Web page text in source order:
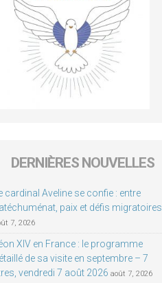
DERNIÈRES NOUVELLES
cardinal Aveline se confie : entre
paix et défis migratoires
7, 2026
XIV en France : le programme
de sa visite en septembre – 7
vendredi 7 août 2026 août 7, 2026